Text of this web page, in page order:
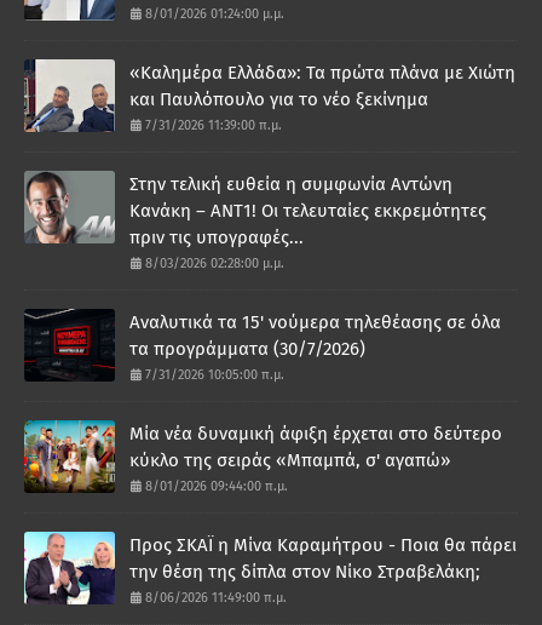
8/01/2026 01:24:00 μ.μ.
«Καλημέρα Ελλάδα»: Τα πρώτα πλάνα με Χιώτη
και Παυλόπουλο για το νέο ξεκίνημα
7/31/2026 11:39:00 π.μ.
Στην τελική ευθεία η συμφωνία Αντώνη
Κανάκη – ΑΝΤ1! Οι τελευταίες εκκρεμότητες
πριν τις υπογραφές...
8/03/2026 02:28:00 μ.μ.
Αναλυτικά τα 15' νούμερα τηλεθέασης σε όλα
τα προγράμματα (30/7/2026)
7/31/2026 10:05:00 π.μ.
Μία νέα δυναμική άφιξη έρχεται στο δεύτερο
κύκλο της σειράς «Μπαμπά, σ' αγαπώ»
8/01/2026 09:44:00 π.μ.
Προς ΣΚΑΪ η Μίνα Καραμήτρου - Ποια θα πάρει
την θέση της δίπλα στον Νίκο Στραβελάκη;
8/06/2026 11:49:00 π.μ.